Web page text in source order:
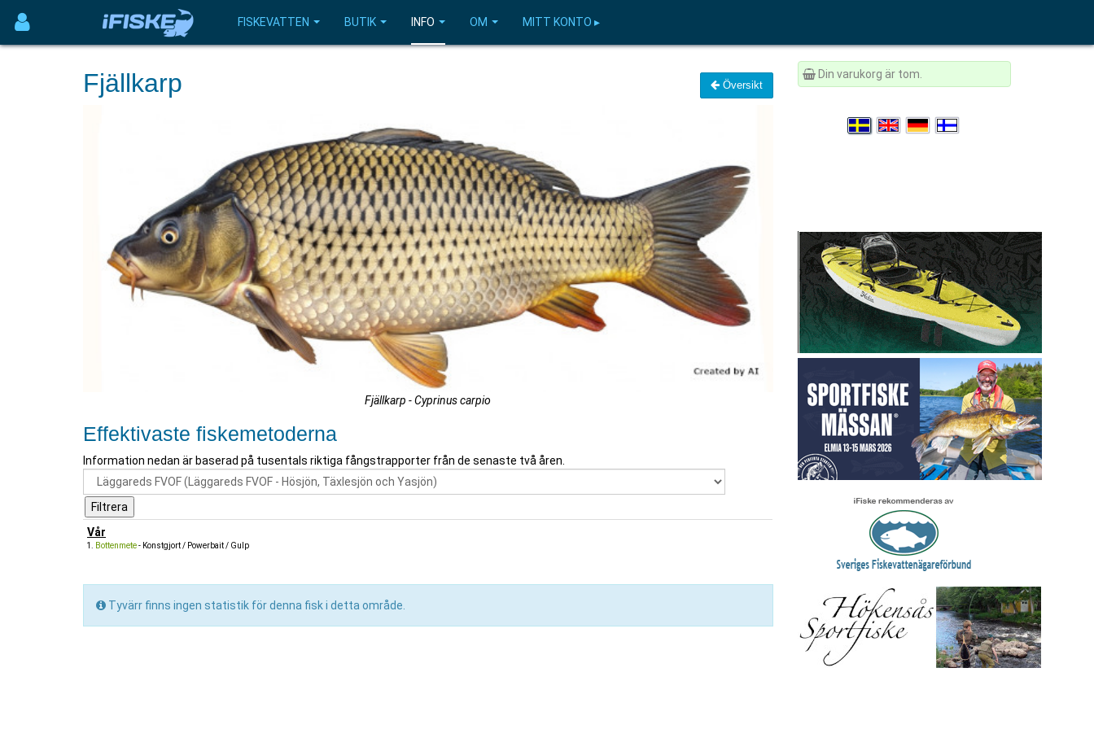
FISKEVATTEN BUTIK INFO OM MITT KONTO ▸
Fjällkarp Översikt
Fjällkarp - Cyprinus carpio
Effektivaste fiskemetoderna
Information nedan är baserad på tusentals riktiga fångstrapporter från de senaste två åren.
Vår
Bottenmete- Konstgjort / Powerbait / Gulp
Tyvärr finns ingen statistik för denna fisk i detta område.
Din varukorg är tom.